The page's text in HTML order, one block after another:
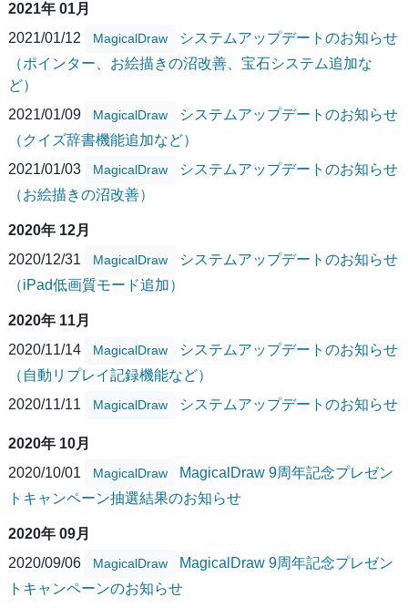
2021年 01月
2021/01/12
MagicalDraw
システムアップデートのお知らせ
（ポインター、お絵描きの沼改善、宝石システム追加な
ど）
2021/01/09
MagicalDraw
システムアップデートのお知らせ
（クイズ辞書機能追加など）
2021/01/03
MagicalDraw
システムアップデートのお知らせ
（お絵描きの沼改善）
2020年 12月
2020/12/31
MagicalDraw
システムアップデートのお知らせ
（iPad低画質モード追加）
2020年 11月
2020/11/14
MagicalDraw
システムアップデートのお知らせ
（自動リプレイ記録機能など）
2020/11/11
MagicalDraw システムアップデートのお知らせ
2020年 10月
2020/10/01
MagicalDraw
MagicalDraw 9周年記念プレゼン
トキャンペーン抽選結果のお知らせ
2020年 09月
2020/09/06
MagicalDraw
MagicalDraw 9周年記念プレゼン
トキャンペーンのお知らせ